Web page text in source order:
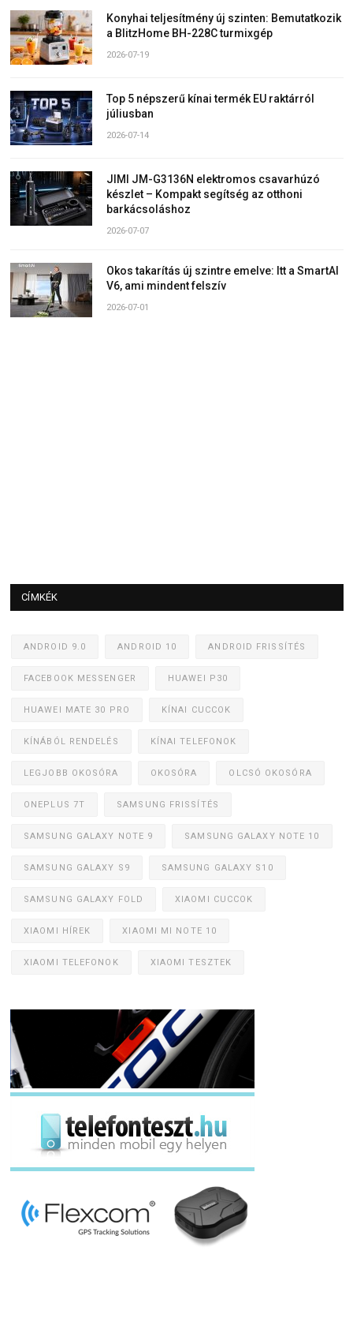
Konyhai teljesítmény új szinten: Bemutatkozik
a BlitzHome BH-228C turmixgép
2026-07-19
Top 5 népszerű kínai termék EU raktárról
júliusban
2026-07-14
JIMI JM-G3136N elektromos csavarhúzó
készlet – Kompakt segítség az otthoni
barkácsoláshoz
2026-07-07
Okos takarítás új szintre emelve: Itt a SmartAI
V6, ami mindent felszív
2026-07-01
CÍMKÉK
ANDROID 9.0 ANDROID 10 ANDROID FRISSÍTÉS
FACEBOOK MESSENGER HUAWEI P30
HUAWEI MATE 30 PRO KÍNAI CUCCOK
KÍNÁBÓL RENDELÉS KÍNAI TELEFONOK
LEGJOBB OKOSÓRA OKOSÓRA OLCSÓ OKOSÓRA
ONEPLUS 7T SAMSUNG FRISSÍTÉS
SAMSUNG GALAXY NOTE 9 SAMSUNG GALAXY NOTE 10
SAMSUNG GALAXY S9 SAMSUNG GALAXY S10
SAMSUNG GALAXY FOLD XIAOMI CUCCOK
XIAOMI HÍREK XIAOMI MI NOTE 10
XIAOMI TELEFONOK XIAOMI TESZTEK